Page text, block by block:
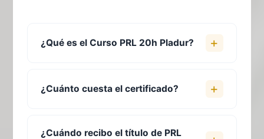
¿Qué es el Curso PRL 20h Pladur?
¿Cuánto cuesta el certificado?
¿Cuándo recibo el título de PRL